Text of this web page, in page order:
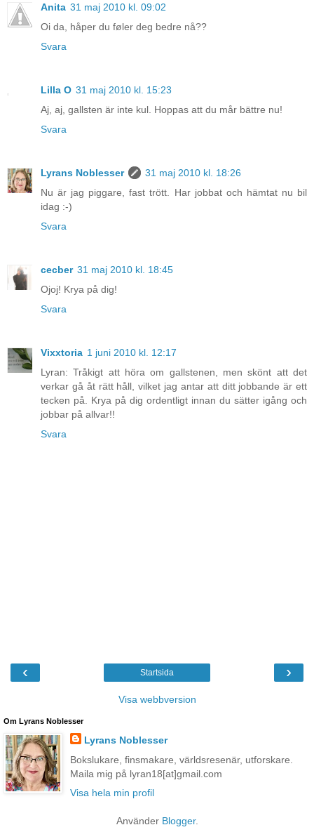
Anita 31 maj 2010 kl. 09:02
Oi da, håper du føler deg bedre nå??
Svara
Lilla O 31 maj 2010 kl. 15:23
Aj, aj, gallsten är inte kul. Hoppas att du mår bättre nu!
Svara
Lyrans Noblesser
31 maj 2010 kl. 18:26
Nu är jag piggare, fast trött. Har jobbat och hämtat nu bil
idag :-)
Svara
cecber 31 maj 2010 kl. 18:45
Ojoj! Krya på dig!
Svara
Vixxtoria 1 juni 2010 kl. 12:17
Lyran: Tråkigt att höra om gallstenen, men skönt att det
verkar gå åt rätt håll, vilket jag antar att ditt jobbande är ett
tecken på. Krya på dig ordentligt innan du sätter igång och
jobbar på allvar!!
Svara
‹ ›
Startsida
Visa webbversion
Om Lyrans Noblesser
Lyrans Noblesser
Bokslukare, finsmakare, världsresenär, utforskare.
Maila mig på lyran18[at]gmail.com
Visa hela min profil
Använder Blogger.